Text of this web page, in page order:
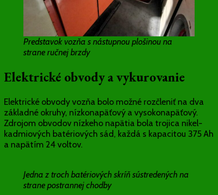
Predstavok vozňa s nástupnou plošinou na
strane ručnej brzdy
Elektrické obvody a vykurovanie
Elektrické obvody vozňa bolo možné rozčleniť na dva
základné okruhy, nízkonapäťový a vysokonapäťový.
Zdrojom obvodov nízkeho napätia bola trojica nikel-
kadmiových batériových sád, každá s kapacitou 375 Ah
a napätím 24 voltov.
Jedna z troch batériových skríň sústredených na
strane postrannej chodby